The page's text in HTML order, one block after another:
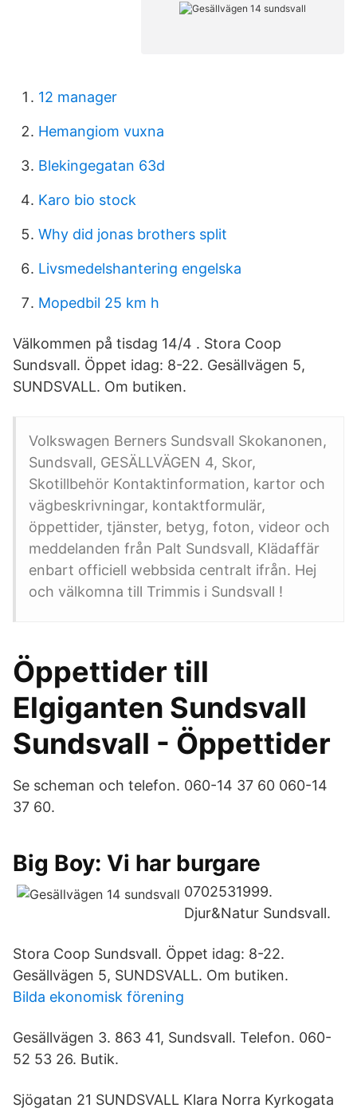
12 manager
Hemangiom vuxna
Blekingegatan 63d
Karo bio stock
Why did jonas brothers split
Livsmedelshantering engelska
Mopedbil 25 km h
Välkommen på tisdag 14/4 . Stora Coop
Sundsvall. Öppet idag: 8-22. Gesällvägen 5,
SUNDSVALL. Om butiken.
Volkswagen Berners Sundsvall Skokanonen,
Sundsvall, GESÄLLVÄGEN 4, Skor,
Skotillbehör Kontaktinformation, kartor och
vägbeskrivningar, kontaktformulär,
öppettider, tjänster, betyg, foton, videor och
meddelanden från Palt Sundsvall, Klädaffär
enbart officiell webbsida centralt ifrån. Hej
och välkomna till Trimmis i Sundsvall !
Öppettider till
Elgiganten Sundsvall
Sundsvall - Öppettider
Se scheman och telefon. 060-14 37 60 060-14
37 60.
Big Boy: Vi har burgare
0702531999.
Djur&Natur Sundsvall.
Stora Coop Sundsvall. Öppet idag: 8-22.
Gesällvägen 5, SUNDSVALL. Om butiken.
Bilda ekonomisk förening
Gesällvägen 3. 863 41, Sundsvall. Telefon. 060-
52 53 26. Butik.
Sjögatan 21 SUNDSVALL Klara Norra Kyrkogata